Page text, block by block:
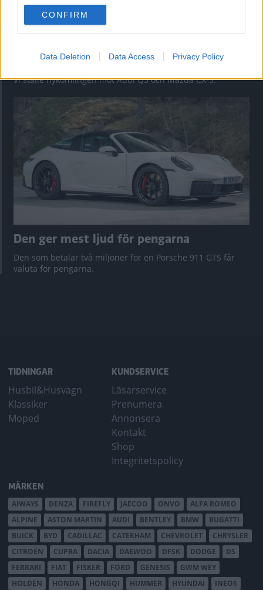
use your data for below specified purposes in below Google
consent section.
CONFIRM
Data Deletion Data Access Privacy Policy
Så står sig nya Toyota RAV4
Vi ställe nykomlingen mot Audi Q3 och Mazda CX-5.
Den ger mest ljud för pengarna
Den som betalar två miljoner för en Porsche 911 GTS får
valuta för pengarna.
TIDNINGAR
Husbil&Husvagn
Klassiker
Moped
KUNDSERVICE
Läsarservice
Prenumera
Annonsera
Kontakt
Shop
Integritetspolicy
MÄRKEN
AIWAYS DENZA FIREFLY JAECOO ONVO
ALFA ROMEO
ALPINE
ASTON MARTIN AUDI BENTLEY BMW
BUGATTI
BUICK
BYD CADILLAC CATERHAM CHEVROLET
CHRYSLER
CITROËN
CUPRA DACIA DAEWOO DFSK DODGE
DS
FERRARI
FIAT FISKER FORD GENESIS
GWM WEY
HOLDEN
HONDA HONGQI HUMMER HYUNDAI INEOS